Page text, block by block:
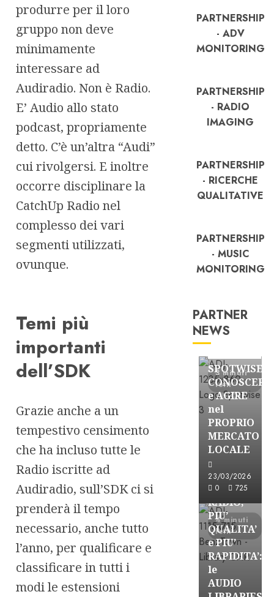
produrre per il loro
gruppo non deve
minimamente
interessare ad
Audiradio. Non è Radio.
E’ Audio allo stato
podcast, propriamente
detto. C’è un’altra “Audi”
cui rivolgersi. E inoltre
occorre disciplinare la
CatchUp Radio nel
complesso dei vari
segmenti utilizzati,
ovunque.
Temi più
importanti
dell’SDK
Grazie anche a un
tempestivo censimento
che ha incluso tutte le
Radio iscritte ad
Audiradio, sull’SDK ci si
prenderà il tempo
necessario, anche tutto
l’anno, per qualificare e
classificare in tutti i
modi le estensioni
PARTNERSHIP
- ADV
MONITORING
PARTNERSHIP
- RADIO
IMAGING
PARTNERSHIP
- RICERCHE
QUALITATIVE
PARTNERSHIP
- MUSIC
MONITORING
PARTNER
NEWS
3 minuti
letti
FREE
SPOTWISE:
CONOSCERE
e AGIRE
nel
PROPRIO
MERCATO
LOCALE
23/03/2026
0
725
4 minuti
letti
FREE
Per la
RADIO,
PIU’
QUALITA’
e PIU’
RAPIDITA’:
le
AUDIO
Partnership